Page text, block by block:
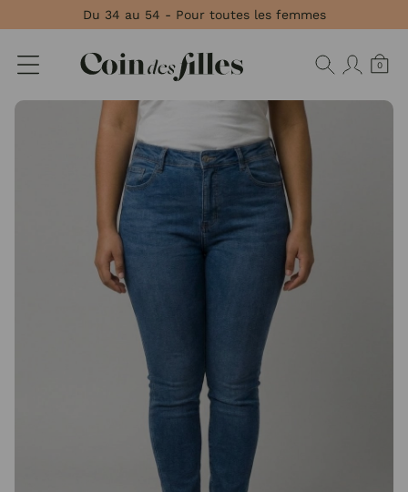
Du 34 au 54 - Pour toutes les femmes
0
Panneau de gestion des cookies